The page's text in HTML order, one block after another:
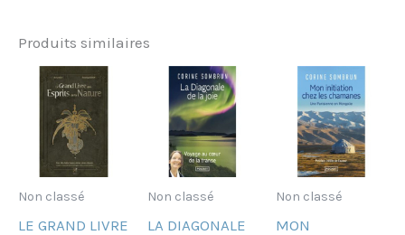
Produits similaires
Non classé
LE GRAND LIVRE
Non classé
LA DIAGONALE
Non classé
MON